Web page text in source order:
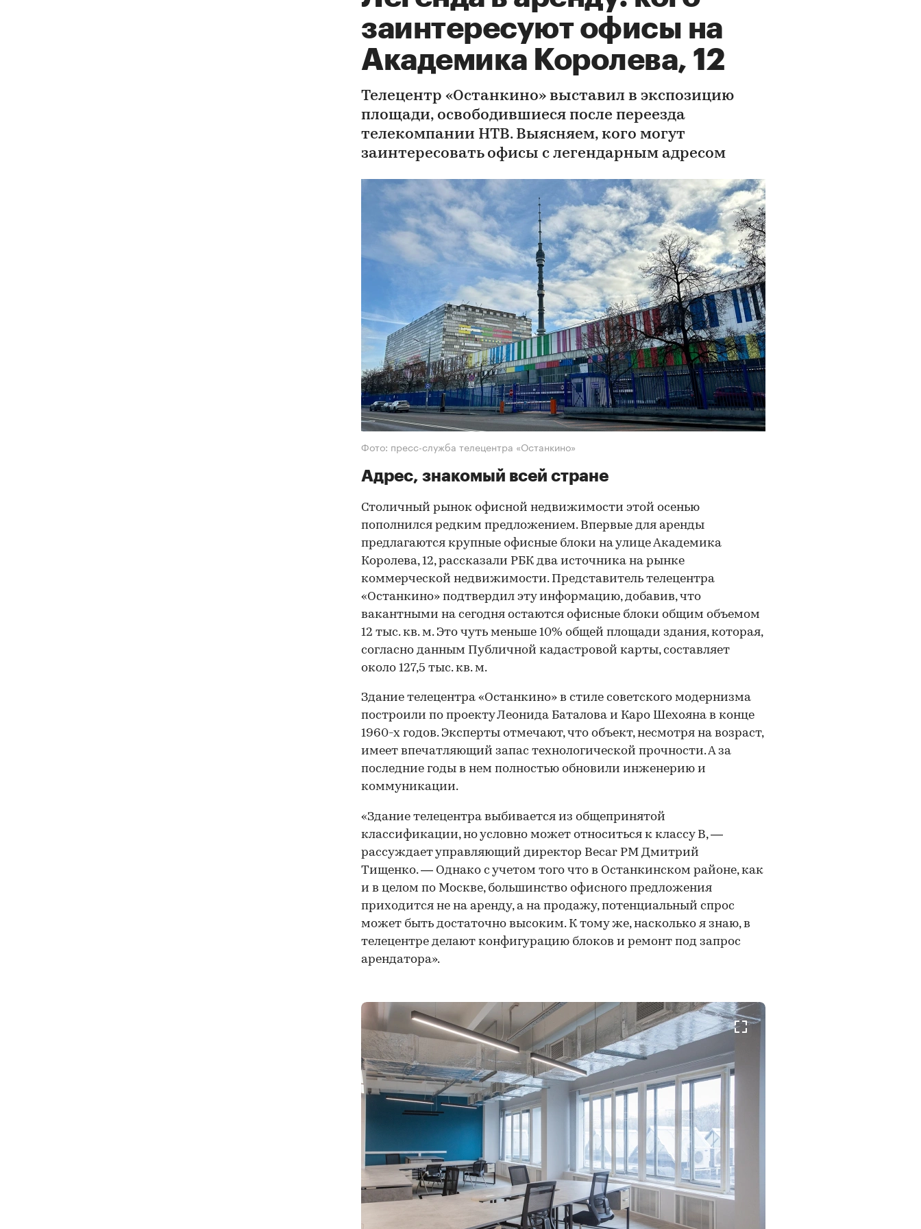
заинтересуют офисы на
Академика Королева, 12
Телецентр «Останкино» выставил в экспозицию
площади, освободившиеся после переезда
телекомпании НТВ. Выясняем, кого могут
заинтересовать офисы с легендарным адресом
Фото: пресс-служба телецентра «Останкино»
Адрес, знакомый всей стране
Столичный рынок офисной недвижимости этой осенью
пополнился редким предложением. Впервые для аренды
предлагаются крупные офисные блоки на улице Академика
Королева, 12, рассказали РБК два источника на рынке
коммерческой недвижимости. Представитель телецентра
«Останкино» подтвердил эту информацию, добавив, что
вакантными на сегодня остаются офисные блоки общим объемом
12 тыс. кв. м. Это чуть меньше 10% общей площади здания, которая,
согласно данным Публичной кадастровой карты, составляет
около 127,5 тыс. кв. м.
Здание телецентра «Останкино» в стиле советского модернизма
построили по проекту Леонида Баталова и Каро Шехояна в конце
1960-х годов. Эксперты отмечают, что объект, несмотря на возраст,
имеет впечатляющий запас технологической прочности. А за
последние годы в нем полностью обновили инженерию и
коммуникации.
«Здание телецентра выбивается из общепринятой
классификации, но условно может относиться к классу B, —
рассуждает управляющий директор Becar PM Дмитрий
Тищенко. — Однако с учетом того что в Останкинском районе, как
и в целом по Москве, большинство офисного предложения
приходится не на аренду, а на продажу, потенциальный спрос
может быть достаточно высоким. К тому же, насколько я знаю, в
телецентре делают конфигурацию блоков и ремонт под запрос
арендатора».